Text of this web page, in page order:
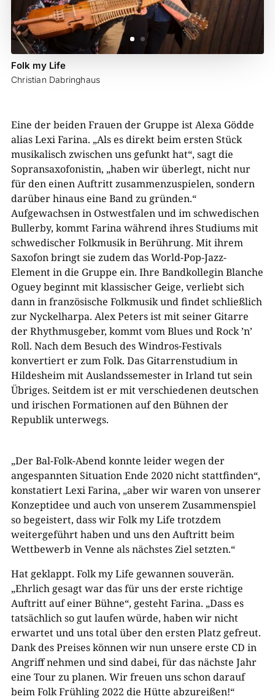
Folk my Life
Christian Dabringhaus
Eine der beiden Frauen der Gruppe ist Alexa Gödde
alias Lexi Farina. „Als es direkt beim ersten Stück
musikalisch zwischen uns gefunkt hat“, sagt die
Sopransaxofonistin, „haben wir überlegt, nicht nur
für den einen Auftritt zusammenzuspielen, sondern
darüber hinaus eine Band zu gründen.“
Aufgewachsen in Ostwestfalen und im schwedischen
Bullerby, kommt Farina während ihres Studiums mit
schwedischer Folkmusik in Berührung. Mit ihrem
Saxofon bringt sie zudem das World-Pop-Jazz-
Element in die Gruppe ein. Ihre Bandkollegin Blanche
Oguey beginnt mit klassischer Geige, verliebt sich
dann in französische Folkmusik und findet schließlich
zur Nyckelharpa. Alex Peters ist mit seiner Gitarre
der Rhythmusgeber, kommt vom Blues und Rock ’n’
Roll. Nach dem Besuch des Windros-Festivals
konvertiert er zum Folk. Das Gitarrenstudium in
Hildesheim mit Auslandssemester in Irland tut sein
Übriges. Seitdem ist er mit verschiedenen deutschen
und irischen Formationen auf den Bühnen der
Republik unterwegs.
„Der Bal-Folk-Abend konnte leider wegen der
angespannten Situation Ende 2020 nicht stattfinden“,
konstatiert Lexi Farina, „aber wir waren von unserer
Konzeptidee und auch von unserem Zusammenspiel
so begeistert, dass wir Folk my Life trotzdem
weitergeführt haben und uns den Auftritt beim
Wettbewerb in Venne als nächstes Ziel setzten.“
Hat geklappt. Folk my Life gewannen souverän.
„Ehrlich gesagt war das für uns der erste richtige
Auftritt auf einer Bühne“, gesteht Farina. „Dass es
tatsächlich so gut laufen würde, haben wir nicht
erwartet und uns total über den ersten Platz gefreut.
Dank des Preises können wir nun unsere erste CD in
Angriff nehmen und sind dabei, für das nächste Jahr
eine Tour zu planen. Wir freuen uns schon darauf
beim Folk Frühling 2022 die Hütte abzureißen!“